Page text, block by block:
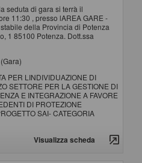
seduta di gara si terrà il
11:30 , presso lAREA GARE -
della Provincia di Potenza
1 85100 Potenza. Dott.ssa
PER LINDIVIDUAZIONE DI
SETTORE PER LA GESTIONE DI
E INTEGRAZIONE A FAVORE
DI PROTEZIONE
SAI- CATEGORIA
Visualizza scheda